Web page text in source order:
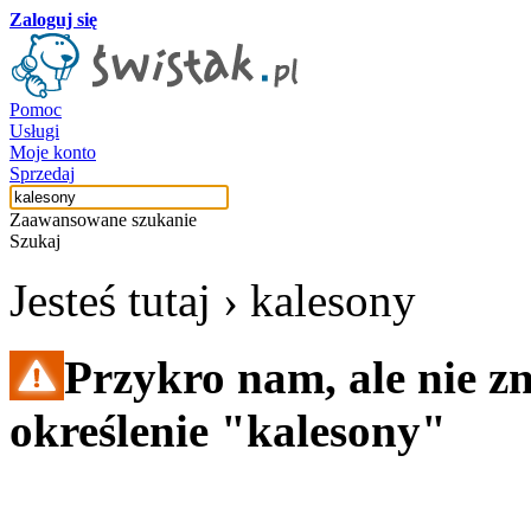
Zaloguj się
Pomoc
Usługi
Moje konto
Sprzedaj
Zaawansowane szukanie
Szukaj
Jesteś tutaj › kalesony
Przykro nam, ale nie
określenie "kalesony"